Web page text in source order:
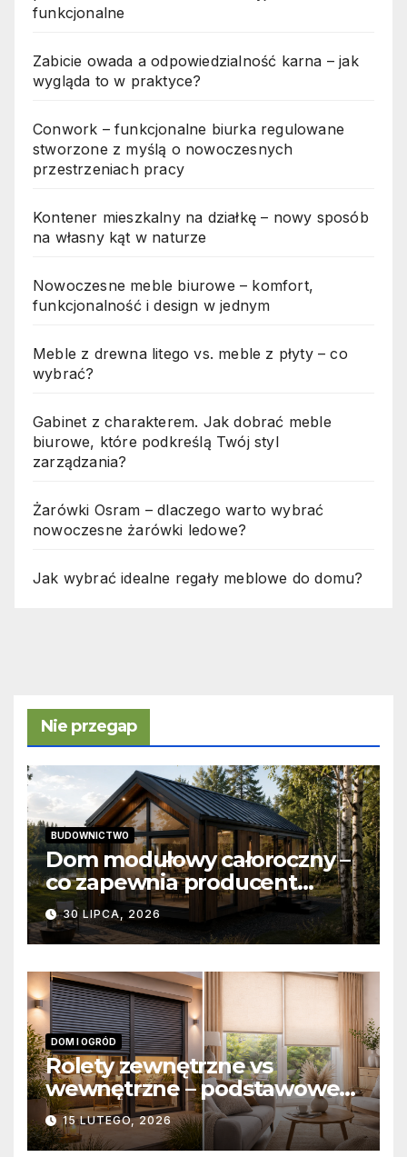
funkcjonalne
Zabicie owada a odpowiedzialność karna – jak
wygląda to w praktyce?
Conwork – funkcjonalne biurka regulowane
stworzone z myślą o nowoczesnych
przestrzeniach pracy
Kontener mieszkalny na działkę – nowy sposób
na własny kąt w naturze
Nowoczesne meble biurowe – komfort,
funkcjonalność i design w jednym
Meble z drewna litego vs. meble z płyty – co
wybrać?
Gabinet z charakterem. Jak dobrać meble
biurowe, które podkreślą Twój styl
zarządzania?
Żarówki Osram – dlaczego warto wybrać
nowoczesne żarówki ledowe?
Jak wybrać idealne regały meblowe do domu?
Nie przegap
BUDOWNICTWO
Dom modułowy całoroczny –
co zapewnia producent
domów modułowych?
30 LIPCA, 2026
DOM I OGRÓD
Rolety zewnętrzne vs
wewnętrzne – podstawowe
różnice konstrukcyjne i
funkcjonalne
15 LUTEGO, 2026